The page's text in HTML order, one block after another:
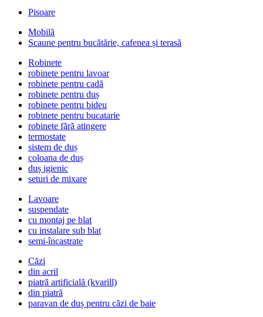
Pisoare
Mobilă
Scaune pentru bucătărie, cafenea și terasă
Robinete
robinete pentru lavoar
robinete pentru cadă
robinete pentru duș
robinete pentru bideu
robinete pentru bucatarie
robinete fără atingere
termostate
sistem de duș
coloana de duș
duș igienic
seturi de mixare
Lavoare
suspendate
cu montaj pe blat
cu instalare sub blat
semi-încastrate
Căzi
din acril
piatră artificială (kvarill)
din piatră
paravan de duș pentru căzi de baie